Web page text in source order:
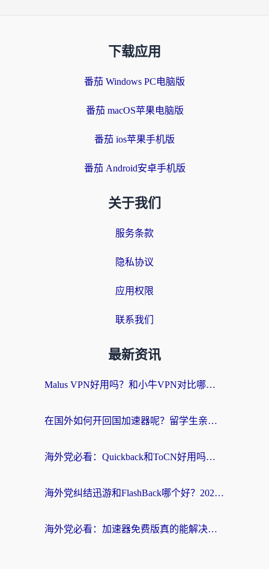
下载应用
番茄 Windows PC电脑版
番茄 macOS苹果电脑版
番茄 ios苹果手机版
番茄 Android安卓手机版
关于我们
服务条款
隐私协议
应用权限
联系我们
最新资讯
Malus VPN好用吗？和小牛VPN对比哪个回国效果更好？海外党亲测实用指南
在国外如何开回国加速器呢？留学生亲测的无缝访问国内资源指南
海外党必看：Quickback和ToCN好用吗？3分钟选对回国加速器的实用指南
海外党纠结迅游和FlashBack哪个好？2026实用指南教你选对回国加速器
海外党必看：加速器免费版真的能解决回国访问难题吗？附实用选择指南